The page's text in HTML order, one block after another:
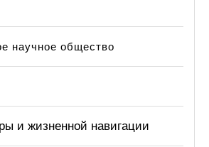
научное общество
и жизненной навигации